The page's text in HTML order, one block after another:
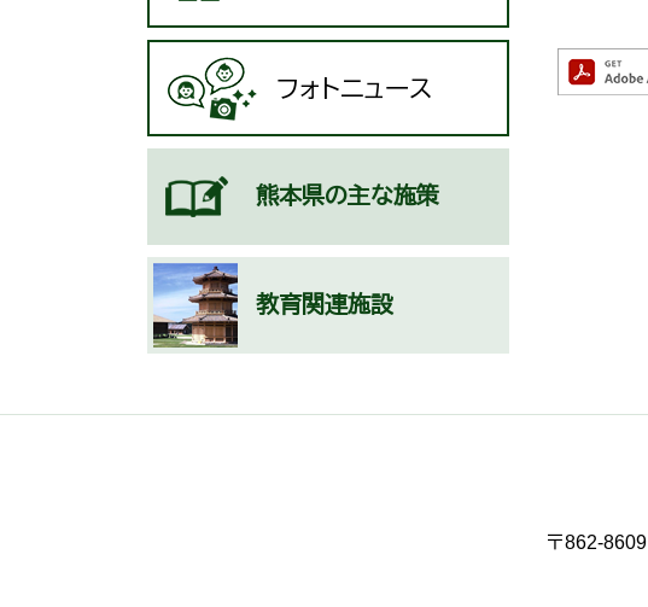
フォトニュース
熊本県の主な施策
教育関連施設
〒862-8609